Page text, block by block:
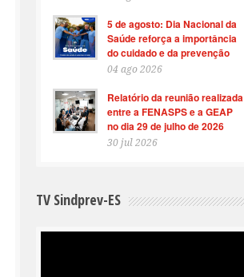
5 de agosto: Dia Nacional da
Saúde reforça a importância
do cuidado e da prevenção
04 ago 2026
Relatório da reunião realizada
entre a FENASPS e a GEAP
no dia 29 de julho de 2026
30 jul 2026
TV Sindprev-ES